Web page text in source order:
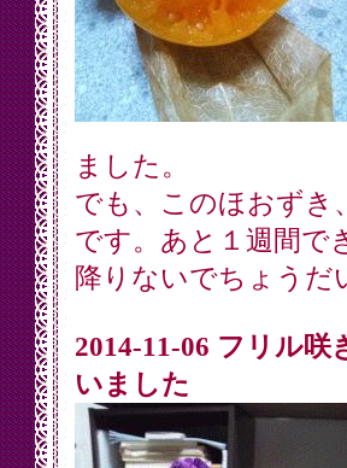
ました。
でも、このほおずき
です。あと１週間で
降りないでちょうだ
2014-11-06 フリル
いました